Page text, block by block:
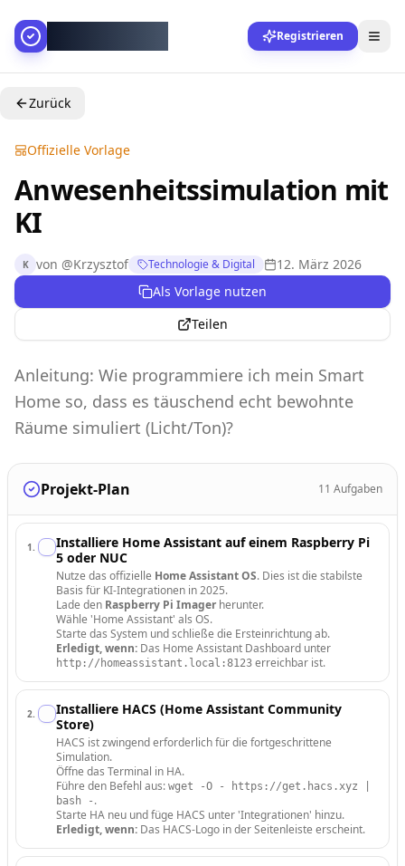
Registrieren
Zurück
Offizielle Vorlage
Anwesenheitssimulation mit
KI
K von @Krzysztof Technologie & Digital
12. März 2026
Als Vorlage nutzen
Teilen
Anleitung: Wie programmiere ich mein Smart
Home so, dass es täuschend echt bewohnte
Räume simuliert (Licht/Ton)?
Projekt-Plan 11 Aufgaben
1 .
Installiere Home Assistant auf einem Raspberry Pi
5 oder NUC
Nutze das offizielle Home Assistant OS. Dies ist die stabilste
Basis für KI-Integrationen in 2025.
Lade den Raspberry Pi Imager herunter.
Wähle 'Home Assistant' als OS.
Starte das System und schließe die Ersteinrichtung ab.
Erledigt, wenn: Das Home Assistant Dashboard unter
http://homeassistant.local:8123 erreichbar ist.
2.
Installiere HACS (Home Assistant Community
Store)
HACS ist zwingend erforderlich für die fortgeschrittene
Simulation.
Öffne das Terminal in HA.
Führe den Befehl aus: wget -O - https://get.hacs.xyz |
bash - .
Starte HA neu und füge HACS unter 'Integrationen' hinzu.
Erledigt, wenn: Das HACS-Logo in der Seitenleiste erscheint.